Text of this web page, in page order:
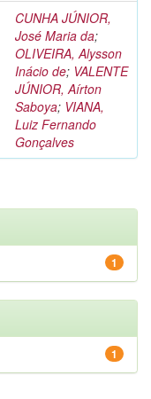
CUNHA JÚNIOR,
José Maria da;
OLIVEIRA, Alysson
Inácio de; VALENTE
JÚNIOR, Aírton
Saboya; VIANA,
Luiz Fernando
Gonçalves
1
1